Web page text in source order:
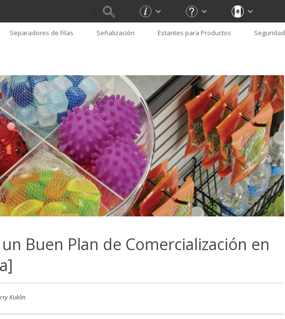
Separadores de Filas Señalización Estantes para Productos Seguridad
Buen Plan de Comercialización en
Kuklin